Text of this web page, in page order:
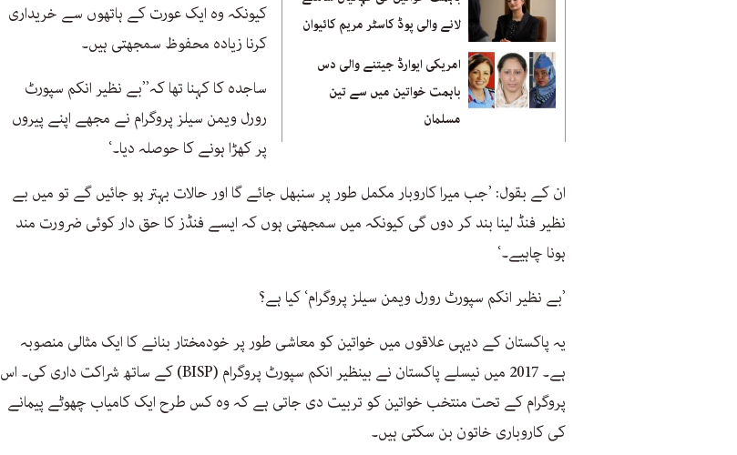
لانے والی پوڈ کاسٹر مریم کائیوان
امریکی ایوارڈ جیتنے والی دس
باہمت خواتین میں سے تین
مسلمان
کیونکہ وہ ایک عورت کے ہاتھوں سے خریداری
کرنا زیادہ محفوظ سمجھتی ہیں۔
ساجدہ کا کہنا تھا کہ’’بے نظیر انکم سپورٹ
رورل ویمن سیلز پروگرام نے مجھے اپنے پیروں
پر کھڑا ہونے کا حوصلہ دیا۔‘
ان کے بقول: ’جب میرا کاروبار مکمل طور پر سنبھل جائے گا اور حالات بہتر ہو جائیں گے تو میں بے
نظیر فنڈ لینا بند کر دوں گی کیونکہ میں سمجھتی ہوں کہ ایسے فنڈز کا حق دار کوئی ضرورت مند
ہونا چاہیے۔‘
’بے نظیر انکم سپورٹ رورل ویمن سیلز پروگرام‘ کیا ہے؟
یہ پاکستان کے دیہی علاقوں میں خواتین کو معاشی طور پر خودمختار بنانے کا ایک مثالی منصوبہ
ہے۔ 2017 میں نیسلے پاکستان نے بینظیر انکم سپورٹ پروگرام (BISP) کے ساتھ شراکت داری کی۔ اس
پروگرام کے تحت منتخب خواتین کو تربیت دی جاتی ہے کہ وہ کس طرح ایک کامیاب چھوٹے پیمانے
کی کاروباری خاتون بن سکتی ہیں۔